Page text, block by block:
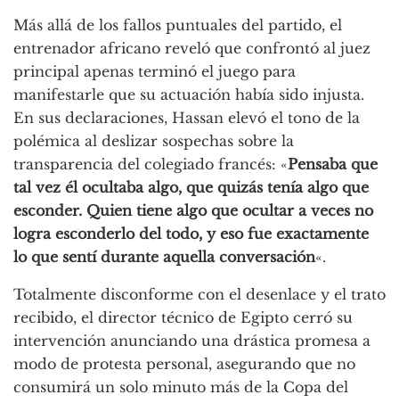
Más allá de los fallos puntuales del partido, el
entrenador africano reveló que confrontó al juez
principal apenas terminó el juego para
manifestarle que su actuación había sido injusta.
En sus declaraciones, Hassan elevó el tono de la
polémica al deslizar sospechas sobre la
transparencia del colegiado francés: «Pensaba que
tal vez él ocultaba algo, que quizás tenía algo que
esconder. Quien tiene algo que ocultar a veces no
logra esconderlo del todo, y eso fue exactamente
lo que sentí durante aquella conversación«.
Totalmente disconforme con el desenlace y el trato
recibido, el director técnico de Egipto cerró su
intervención anunciando una drástica promesa a
modo de protesta personal, asegurando que no
consumirá un solo minuto más de la Copa del